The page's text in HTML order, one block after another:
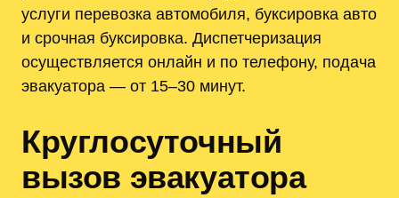
услуги перевозка автомобиля, буксировка авто
и срочная буксировка. Диспетчеризация
осуществляется онлайн и по телефону, подача
эвакуатора — от 15–30 минут.
Круглосуточный
вызов эвакуатора